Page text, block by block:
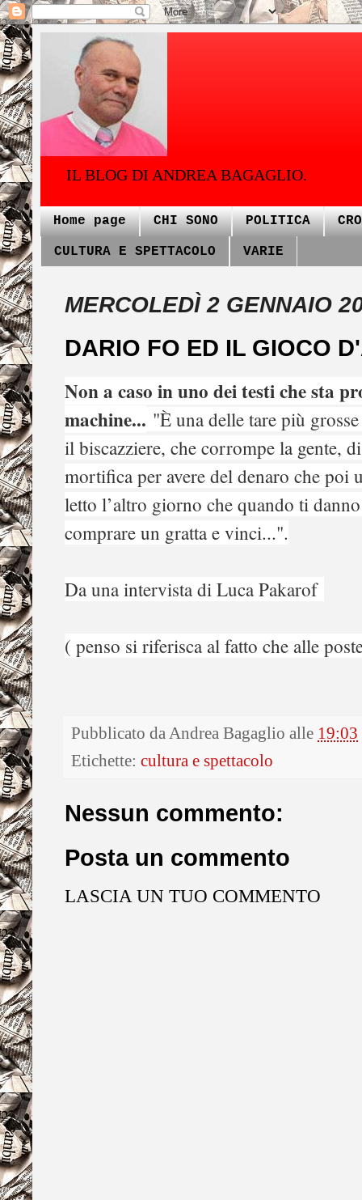
IL BLOG DI ANDREA BAGAGLIO.
Home page CHI SONO POLITICA
CULTURA E SPETTACOLO VARIE
MERCOLEDÌ 2 GENNAIO
DARIO FO ED IL GIOCO
Non a caso in uno dei testi che sta
machine... "È una delle tare più
il biscazziere, che corrompe la gente,
mortifica per avere del denaro che poi
letto l’altro giorno che quando ti
comprare un gratta e vinci...".
Da una intervista di Luca Pakarof
( penso si riferisca al fatto che alle
Pubblicato daAndrea Bagaglio alle 19:03
Etichette: cultura e spettacolo
Nessun commento:
Posta un commento
LASCIA UN TUO COMMENTO